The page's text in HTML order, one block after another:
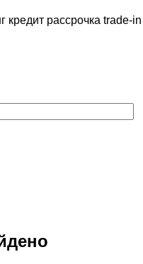
кредит рассрочка trade-in